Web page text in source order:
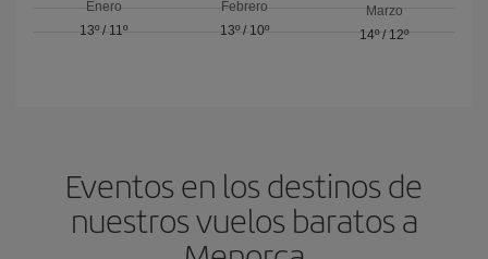
Enero
13º / 11º
Febrero
13º/ 10º
Marzo
14º/ 12º
Eventos en los destinos de
nuestros vuelos baratos a